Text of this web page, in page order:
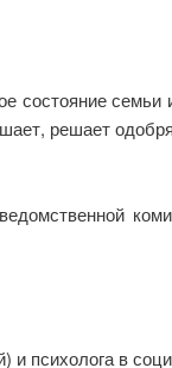
состояние семьи
решает
и психолога в